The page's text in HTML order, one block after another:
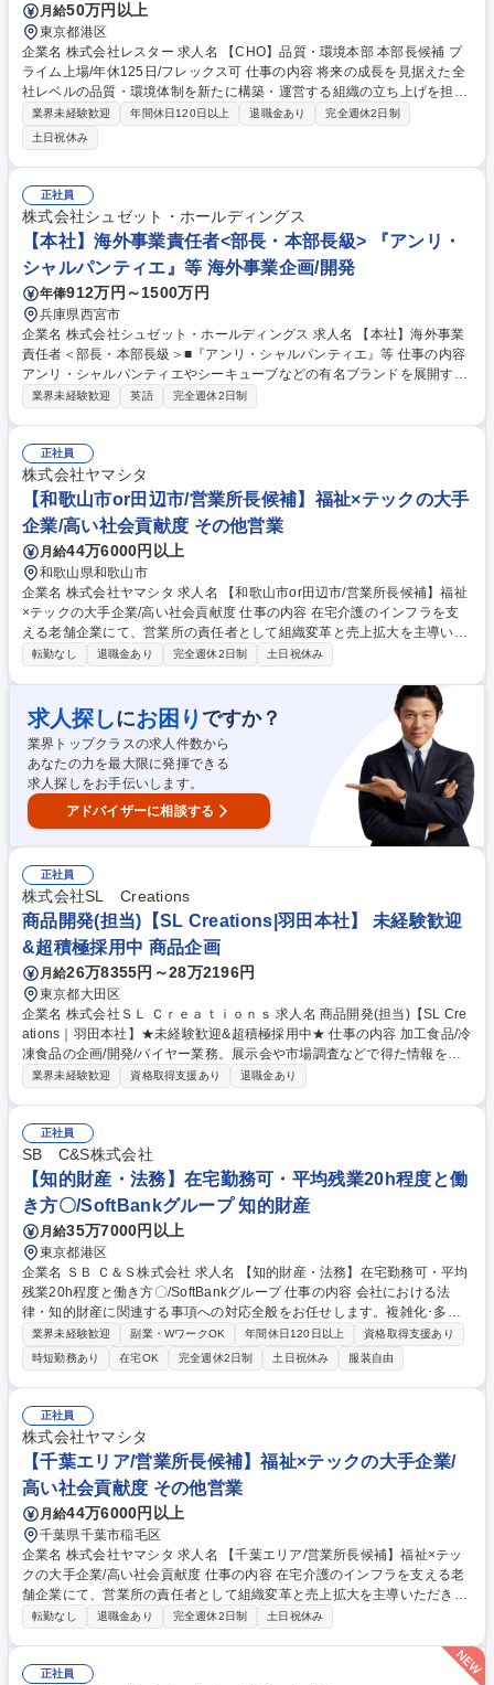
月給50万円以上
東京都港区
企業名 株式会社レスター 求人名 【CHO】品質・環境本部 本部長候補 プ
ライム上場/年休125日/フレックス可 仕事の内容 将来の成長を見据えた全
社レベルの品質・環境体制を新たに構築・運営する組織の立ち上げを担い
ます。現体制をベースとした統合組織のヘッドとして、会社の更なる価値
向上を牽引する役割です。 半導体商社機能を中心に幅広いソリューション
を提供する中、事業競争力を高める独自の品質・環境マネジメントシステ
ム基盤を構築します。将来は本部長として、各ビジネスユニットとの共創
により全社プラットフォームを支えます。 【働き方】フレックス利用状
況：全社的に積極的に活用しております。業務状況、お子様の送迎、通院
など個別事情によって柔軟に利用可能です。 募集職種 【CHO】品質・環
境本部 本部長候補 プライム上場/年休125日/フレックス可
業界未経験歓迎 年間休日120日以上 退職金あり
完全週休2日制
土日祝休み
正社員
株式会社シュゼット・ホールディングス
【本社】海外事業責任者<部長・本部長級> 『アンリ・
シャルパンティエ』等 海外事業企画/開発
年俸912万円～1500万円
兵庫県西宮市
企業名 株式会社シュゼット・ホールディングス 求人名 【本社】海外事業
責任者＜部長・本部長級＞■『アンリ・シャルパンティエ』等 仕事の内容
アンリ・シャルパンティエやシーキューブなどの有名ブランドを展開する
同社の海外事業部の責任者として、「日本の洋菓子文化を世界ブランドへ
進、事業改善など。 ※シンガポール、タイ、台湾などアジア圏を中心に急
速な拡大を続けている同社において期待されるミッションは、「海外市場
におけるブランド価値の最大化と事業の持続的成長」です。 募集職種
【本社】海外事業責任者＜部長・本部長級＞■『アンリ・シャルパンティ
エ』等
業界未経験歓迎 英語 完全週休2日制
正社員
株式会社ヤマシタ
【和歌山市or田辺市/営業所長候補】福祉×テックの大手
企業/高い社会貢献度 その他営業
月給44万6000円以上
和歌山県和歌山市
企業名 株式会社ヤマシタ 求人名 【和歌山市or田辺市/営業所長候補】福祉
×テックの大手企業/高い社会貢献度 仕事の内容 在宅介護のインフラを支
える老舗企業にて、営業所の責任者として組織変革と売上拡大を主導いた
だきます。30名規模の組織運営と年率15％以上の拠点成長、採用や拠点
視点で拠点の「変革」と「成長」をリードする役割を担います【具体的に
は】■30名規模の拠点の売上シェアNo.1実現に向けた戦略立案■年率15％
成長を目標とした中途採用、新規出店、M&Aの推進■データに基づく業務
改善と生産性向上、新サービスの企画実行■ビジョンの浸透とメンバーの
育成・評価 【業務の変更範囲】：当社業務全般 募集職種 【和歌山市or田
辺市/営業所長候補】福祉×テックの大手企業/高い社会貢献度
転勤なし 退職金あり 完全週休2日制 土日祝休み
求人探しにお困り ですか？
業界トップクラスの求人件数から
あなたの力を最大限に発揮できる
求人探しをお手伝いします。
アドバイザーに相談する
正社員
株式会社SL Creations
商品開発(担当)【SL Creations|羽田本社】 未経験歓迎
&超積極採用中 商品企画
月給26万8355円～28万2196円
東京都大田区
企業名 株式会社ＳＬ Ｃｒｅａｔｉｏｎｓ 求人名 商品開発(担当)【SL Cre
ations｜羽田本社】★未経験歓迎&超積極採用中★ 仕事の内容 加工食品/冷
凍食品の企画/開発/バイヤー業務。展示会や市場調査などで得た情報を基
に新商品開発を担当者として行います。OEMでの製造ですので、既存工場
のが採用→全国で販売されます。ジャンルごと（肉/野菜/加工品/冷凍品
等）に担当を持ちますが、ローテーションもあり幅広い食品に関われま
す。 【研修】入社後はご経験に応じOJTで業務を覚えます。将来的には主
任や部門責任者としての役割を大きく期待しております。 募集職種 商品
開発(担当)【SL Creations｜羽田本社】★未経験歓迎&超積極採用中★
業界未経験歓迎 資格取得支援あり 退職金あり
正社員
SB C&S株式会社
【知的財産・法務】在宅勤務可・平均残業20h程度と働
き方〇/SoftBankグループ 知的財産
月給35万7000円以上
東京都港区
企業名 ＳＢ Ｃ＆Ｓ株式会社 求人名 【知的財産・法務】在宅勤務可・平均
残業20h程度と働き方〇/SoftBankグループ 仕事の内容 会社における法
律・知的財産に関連する事項への対応全般をお任せします。複雑化･多様
化する経営を法律・知的財産の側面からバックアップいただきます。 知的
財産（商標・特許・意匠・著作権）の調査、出願、管理および知財戦略活
動に関する業務全般を行っていただきます。また、本人の能力・経験・希
望等に応じて、法務関連業務を行っていただく場合もあります。 ■当社は
「知財」のみの役割に細分化された業務にとどまらず法務分野の業務もお
任せするため、「知財」と「法務」の境界線を越えて活躍できるポジショ
ンです。 募集職種 【知的財産・法務】在宅勤務可・平均残業20h程度と働
き方〇/SoftBankグループ
業界未経験歓迎 副業・WワークOK 年間休日120日以上
資格取得支援あり
時短勤務あり
在宅OK 完全週休2日制 土日祝休み 服装自由
正社員
株式会社ヤマシタ
【千葉エリア/営業所長候補】福祉×テックの大手企業/
高い社会貢献度 その他営業
月給44万6000円以上
千葉県千葉市稲毛区
企業名 株式会社ヤマシタ 求人名 【千葉エリア/営業所長候補】福祉×テッ
クの大手企業/高い社会貢献度 仕事の内容 在宅介護のインフラを支える老
舗企業にて、営業所の責任者として組織変革と売上拡大を主導いただきま
す。30名規模の組織運営と年率15％以上の拠点成長、採用や拠点開発、M
点の「変革」と「成長」をリードする役割を担います【具体的には】■30
名規模の拠点の売上シェアNo.1実現に向けた戦略立案■年率15％成長を目
転勤なし 退職金あり 完全週休2日制 土日祝休み
正社員